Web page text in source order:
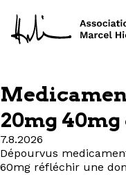
20mg 40mg
7.8.2026
Dépourvus
60mg réfléchir une